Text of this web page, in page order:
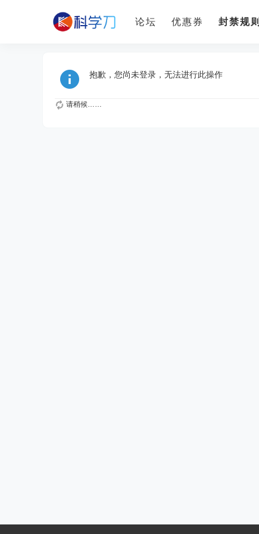
论坛 优惠券 封禁规则
抱歉，您尚未登录，无法进行此操作
请稍候……